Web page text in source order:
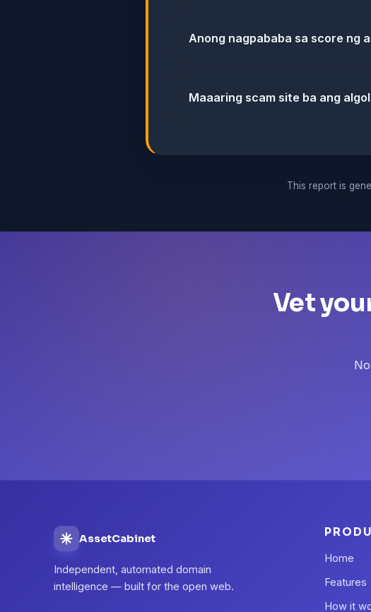
Anong nagpababa sa score ng
Maaaring scam site ba ang
This report is
Vet
AssetCabinet
Independent, automated domain
intelligence — built for the open web.
Home
Features
How it